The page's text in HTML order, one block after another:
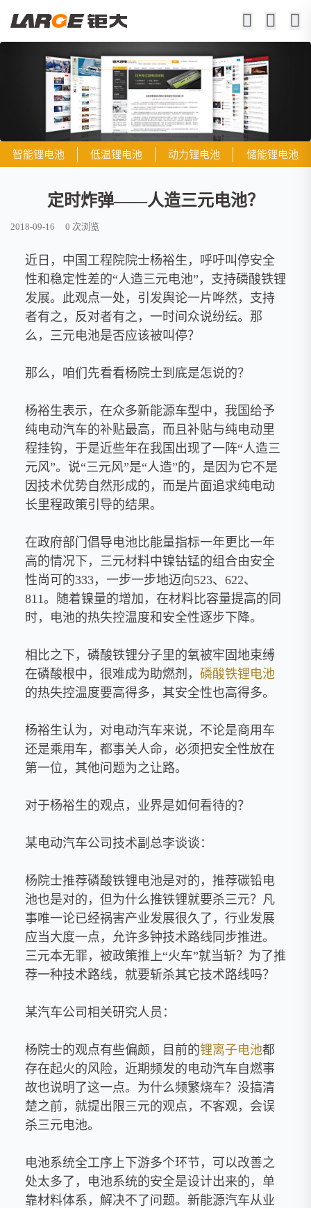
智能锂电池 低温锂电池 动力锂电池 储能锂电池
定时炸弹——人造三元电池？
2018-09-16 0 次浏览
近日，中国工程院院士杨裕生，呼吁叫停安全
性和稳定性差的“人造三元电池”，支持磷酸铁锂
发展。此观点一处，引发舆论一片哗然，支持
者有之，反对者有之，一时间众说纷纭。那
么，三元电池是否应该被叫停？
那么，咱们先看看杨院士到底是怎说的？
杨裕生表示，在众多新能源车型中，我国给予
纯电动汽车的补贴最高，而且补贴与纯电动里
程挂钩，于是近些年在我国出现了一阵“人造三
元风”。说“三元风”是“人造”的，是因为它不是
因技术优势自然形成的，而是片面追求纯电动
长里程政策引导的结果。
在政府部门倡导电池比能量指标一年更比一年
高的情况下，三元材料中镍钴锰的组合由安全
性尚可的333，一步一步地迈向523、622、
811。随着镍量的增加，在材料比容量提高的同
时，电池的热失控温度和安全性逐步下降。
相比之下，磷酸铁锂分子里的氧被牢固地束缚
在磷酸根中，很难成为助燃剂， 磷酸铁锂电池
的热失控温度要高得多，其安全性也高得多。
杨裕生认为，对电动汽车来说，不论是商用车
还是乘用车，都事关人命，必须把安全性放在
第一位，其他问题为之让路。
对于杨裕生的观点，业界是如何看待的？
某电动汽车公司技术副总李谈谈：
杨院士推荐磷酸铁锂电池是对的，推荐碳铅电
池也是对的，但为什么推铁锂就要杀三元？凡
事唯一论已经祸害产业发展很久了，行业发展
应当大度一点，允许多钟技术路线同步推进。
三元本无罪，被政策推上“火车”就当斩？为了推
荐一种技术路线，就要斩杀其它技术路线吗？
某汽车公司相关研究人员：
杨院士的观点有些偏颇，目前的锂离子电池都
存在起火的风险，近期频发的电动汽车自燃事
故也说明了这一点。为什么频繁烧车？没搞清
楚之前，就提出限三元的观点，不客观，会误
杀三元电池。
电池系统全工序上下游多个环节，可以改善之
处太多了，电池系统的安全是设计出来的，单
靠材料体系，解决不了问题。新能源汽车从业